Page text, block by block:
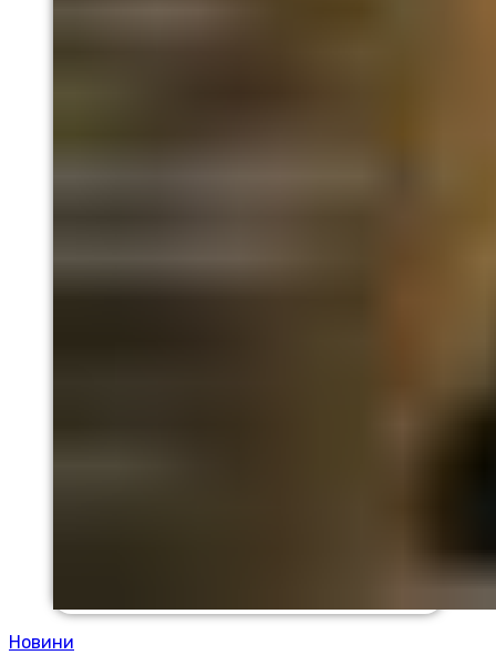
Новини